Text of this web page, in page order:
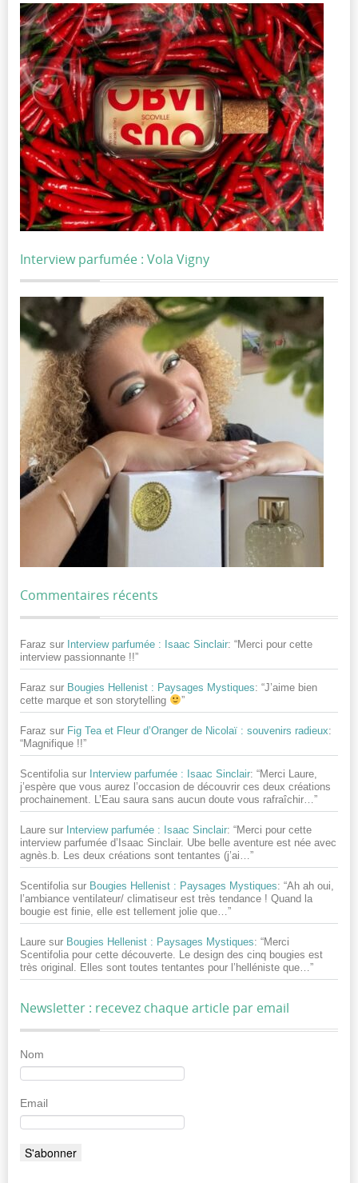
Interview parfumée : Vola Vigny
Commentaires récents
Faraz sur Interview parfumée : Isaac Sinclair: “Merci pour cette
interview passionnante !!”
Faraz sur Bougies Hellenist : Paysages Mystiques: “J’aime bien
cette marque et son storytelling
”
Faraz sur Fig Tea et Fleur d’Oranger de Nicolaï : souvenirs radieux:
“Magnifique !!”
Scentifolia sur Interview parfumée : Isaac Sinclair: “Merci Laure,
j’espère que vous aurez l’occasion de découvrir ces deux créations
prochainement. L’Eau saura sans aucun doute vous rafraîchir…”
Laure sur Interview parfumée : Isaac Sinclair: “Merci pour cette
interview parfumée d’Isaac Sinclair. Ube belle aventure est née avec
agnès.b. Les deux créations sont tentantes (j’ai…”
Scentifolia sur Bougies Hellenist : Paysages Mystiques: “Ah ah oui,
l’ambiance ventilateur/ climatiseur est très tendance ! Quand la
bougie est finie, elle est tellement jolie que…”
Laure sur Bougies Hellenist : Paysages Mystiques: “Merci
Scentifolia pour cette découverte. Le design des cinq bougies est
très original. Elles sont toutes tentantes pour l’helléniste que…”
Newsletter : recevez chaque article par email
Nom
Email